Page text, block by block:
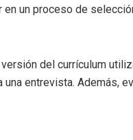
un proceso de
del currículum
entrevista. Además,